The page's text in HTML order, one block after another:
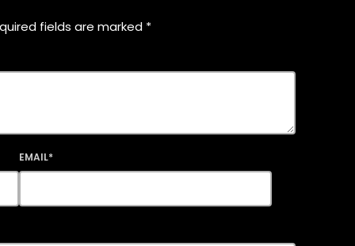
fields are marked *
EMAIL*